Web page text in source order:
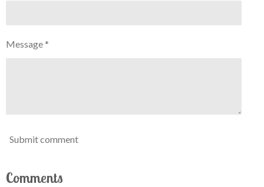
Message *
Submit comment
Comments